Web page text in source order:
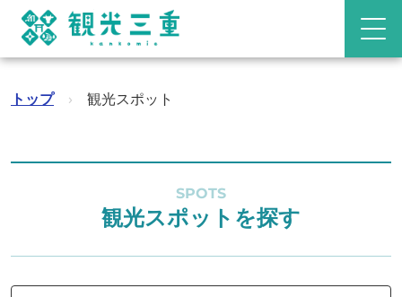
トップ › 観光スポット
SPOTS
観光スポットを探す